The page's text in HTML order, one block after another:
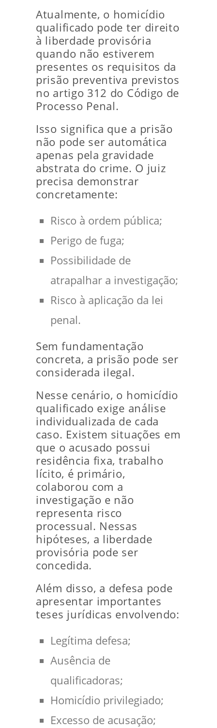
Atualmente, o homicídio
qualificado pode ter direito
à liberdade provisória
quando não estiverem
presentes os requisitos da
prisão preventiva previstos
no artigo 312 do Código de
Processo Penal.
Isso significa que a prisão
não pode ser automática
apenas pela gravidade
abstrata do crime. O juiz
precisa demonstrar
concretamente:
Risco à ordem pública;
Perigo de fuga;
Possibilidade de
atrapalhar a investigação;
Risco à aplicação da lei
penal.
Sem fundamentação
concreta, a prisão pode ser
considerada ilegal.
Nesse cenário, o homicídio
qualificado exige análise
individualizada de cada
caso. Existem situações em
que o acusado possui
residência fixa, trabalho
lícito, é primário,
colaborou com a
investigação e não
representa risco
processual. Nessas
hipóteses, a liberdade
provisória pode ser
concedida.
Além disso, a defesa pode
apresentar importantes
teses jurídicas envolvendo:
Legítima defesa;
Ausência de
qualificadoras;
Homicídio privilegiado;
Excesso de acusação;